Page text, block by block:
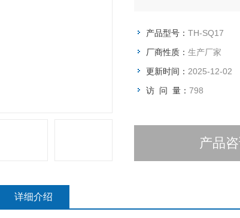
产品型号： TH-SQ17
厂商性质： 生产厂家
更新时间： 2025-12-02
访 问 量： 798
产品
详细介绍